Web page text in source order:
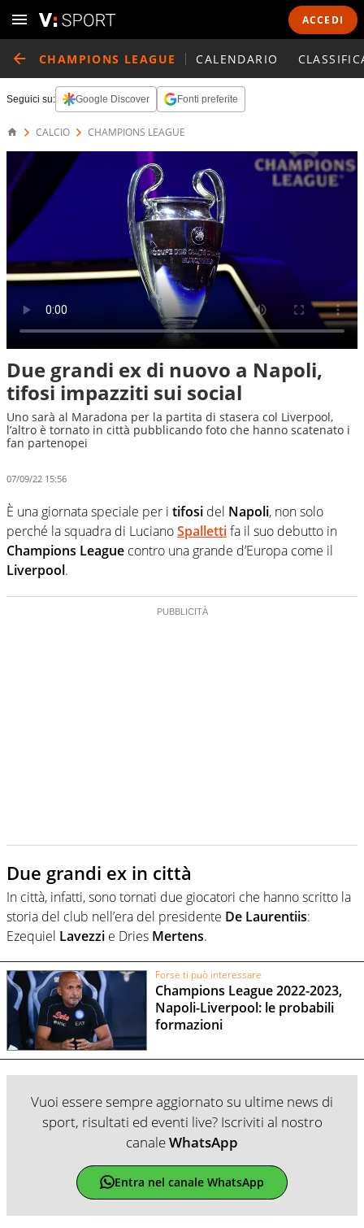
ACCEDI
CHAMPIONS LEAGUE CALENDARIO
Seguici su: Google Discover Fonti preferite
CALCIO CHAMPIONS LEAGUE
Due grandi ex di nuovo a Napoli,
tifosi impazziti sui social
Uno sarà al Maradona per la partita di stasera col Liverpool,
l’altro è tornato in città pubblicando foto che hanno scatenato i
fan partenopei
07/09/22 15:56
È una giornata speciale per i tifosi del Napoli, non solo
perché la squadra di LucianoSpallettifa il suo debutto in
Champions League contro una grande d’Europa come il
Liverpool.
Due grandi ex in città
In città, infatti, sono tornati due giocatori che hanno scritto la
storia del club nell’era del presidente De Laurentiis:
Ezequiel Lavezzi e Dries Mertens.
Forse ti può interessare
Champions League 2022-2023,
Napoli-Liverpool: le probabili
formazioni
Vuoi essere sempre aggiornato su ultime news di
sport, risultati ed eventi live? Iscriviti al nostro
canaleWhatsApp
Entra nel canale WhatsApp